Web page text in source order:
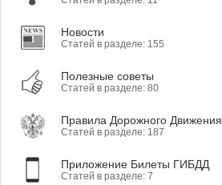
Новости
Статей в разделе: 155
Полезные советы
Статей в разделе: 80
Правила Дорожного Движения
Статей в разделе: 187
Приложение Билеты ГИБДД
Статей в разделе: 7